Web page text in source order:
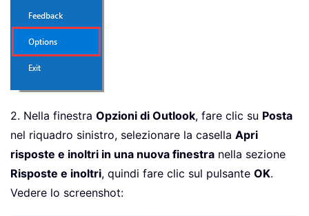
2. Nella finestra Opzioni di Outlook, fare clic su Posta
nel riquadro sinistro, selezionare la casella Apri
risposte e inoltri in una nuova finestra nella sezione
Risposte e inoltri, quindi fare clic sul pulsante OK.
Vedere lo screenshot: